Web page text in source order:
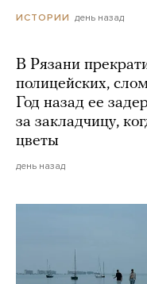
ИСТОРИИ день назад
В Рязани
полицейских,
Год назад ее
за закладчицу,
цветы
день назад